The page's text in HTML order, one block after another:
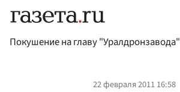
Покушение на главу "Уралдронзавода"
22 февраля 2011 16:58